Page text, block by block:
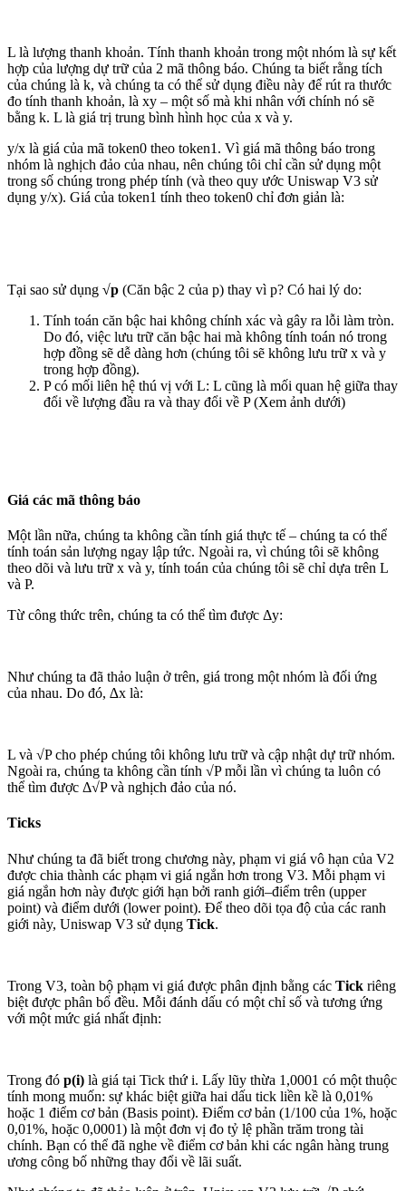
L là lượng thanh khoản. Tính thanh khoản trong một nhóm là sự kết
hợp của lượng dự trữ của 2 mã thông báo. Chúng ta biết rằng tích
của chúng là k, và chúng ta có thể sử dụng điều này để rút ra thước
đo tính thanh khoản, là xy – một số mà khi nhân với chính nó sẽ
bằng k. L là giá trị trung bình hình học của x và y.
y/x là giá của mã token0 theo token1. Vì giá mã thông báo trong
nhóm là nghịch đảo của nhau, nên chúng tôi chỉ cần sử dụng một
trong số chúng trong phép tính (và theo quy ước Uniswap V3 sử
dụng y/x). Giá của token1 tính theo token0 chỉ đơn giản là:
Tại sao sử dụng √p (Căn bậc 2 của p) thay vì p? Có hai lý do:
Tính toán căn bậc hai không chính xác và gây ra lỗi làm tròn.
Do đó, việc lưu trữ căn bậc hai mà không tính toán nó trong
hợp đồng sẽ dễ dàng hơn (chúng tôi sẽ không lưu trữ x và y
trong hợp đồng).
P có mối liên hệ thú vị với L: L cũng là mối quan hệ giữa thay
đổi về lượng đầu ra và thay đổi về P (Xem ảnh dưới)
Giá các mã thông báo
Một lần nữa, chúng ta không cần tính giá thực tế – chúng ta có thể
tính toán sản lượng ngay lập tức. Ngoài ra, vì chúng tôi sẽ không
theo dõi và lưu trữ x và y, tính toán của chúng tôi sẽ chỉ dựa trên L
và P.
Từ công thức trên, chúng ta có thể tìm được Δy:
Như chúng ta đã thảo luận ở trên, giá trong một nhóm là đối ứng
của nhau. Do đó, ∆x là:
L và √P cho phép chúng tôi không lưu trữ và cập nhật dự trữ nhóm.
Ngoài ra, chúng ta không cần tính √P mỗi lần vì chúng ta luôn có
thể tìm được Δ√P và nghịch đảo của nó.
Ticks
Như chúng ta đã biết trong chương này, phạm vi giá vô hạn của V2
được chia thành các phạm vi giá ngắn hơn trong V3. Mỗi phạm vi
giá ngắn hơn này được giới hạn bởi ranh giới–điểm trên (upper
point) và điểm dưới (lower point). Để theo dõi tọa độ của các ranh
giới này, Uniswap V3 sử dụng Tick.
Trong V3, toàn bộ phạm vi giá được phân định bằng các Tick riêng
biệt được phân bổ đều. Mỗi đánh dấu có một chỉ số và tương ứng
với một mức giá nhất định:
Trong đó p(i) là giá tại Tick thứ i. Lấy lũy thừa 1,0001 có một thuộc
tính mong muốn: sự khác biệt giữa hai dấu tick liền kề là 0,01%
hoặc 1 điểm cơ bản (Basis point). Điểm cơ bản (1/100 của 1%, hoặc
0,01%, hoặc 0,0001) là một đơn vị đo tỷ lệ phần trăm trong tài
chính. Bạn có thể đã nghe về điểm cơ bản khi các ngân hàng trung
ương công bố những thay đổi về lãi suất.